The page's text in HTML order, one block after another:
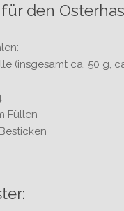
den
(insgesamt ca. 50 g,
Füllen